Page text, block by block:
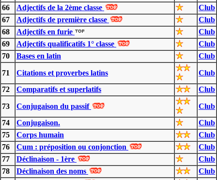
66
Adjectifs de la 2ème classe
Club
67
Adjectifs de première classe
Club
68
Adjectifs en furie
Club
69
Adjectifs qualificatifs 1° classe
Club
70
Bases en latin Club
71 Citations et proverbes latins
Club
72
Comparatifs et superlatifs Club
73 Conjugaison du passif
Club
74
Conjugaison.
Club
75
Corps humain
Club
76
Cum : préposition ou conjonction
Club
77
Déclinaison - 1ère
Club
78
Déclinaison des noms
Club